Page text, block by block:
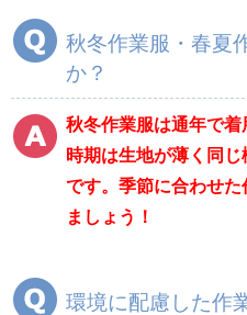
秋冬長袖
春夏半袖
食品産業用長袖
食品産業用半袖
クリーンウェア
通年
ワークパンツ
秋冬作業服・春夏
か？
秋冬作業服は通年で
時期は生地が薄く同
です。季節に合わせ
ましょう！
環境に配慮した作